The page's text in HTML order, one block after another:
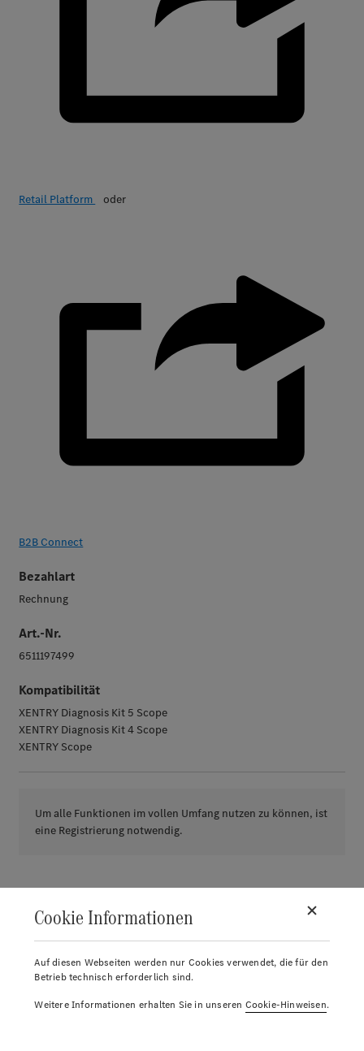
Retail Platform oder
B2B Connect
Bezahlart
Rechnung
Art.-Nr.
6511197499
Kompatibilität
XENTRY Diagnosis Kit 5 Scope
XENTRY Diagnosis Kit 4 Scope
XENTRY Scope
Um alle Funktionen im vollen Umfang nutzen zu können, ist
eine Registrierung notwendig.
Cookie Informationen
Auf diesen Webseiten werden nur Cookies verwendet, die für den
Betrieb technisch erforderlich sind.
Weitere Informationen erhalten Sie in unseren Cookie-Hinweisen.
© 2026.Mercedes-Benz AG.